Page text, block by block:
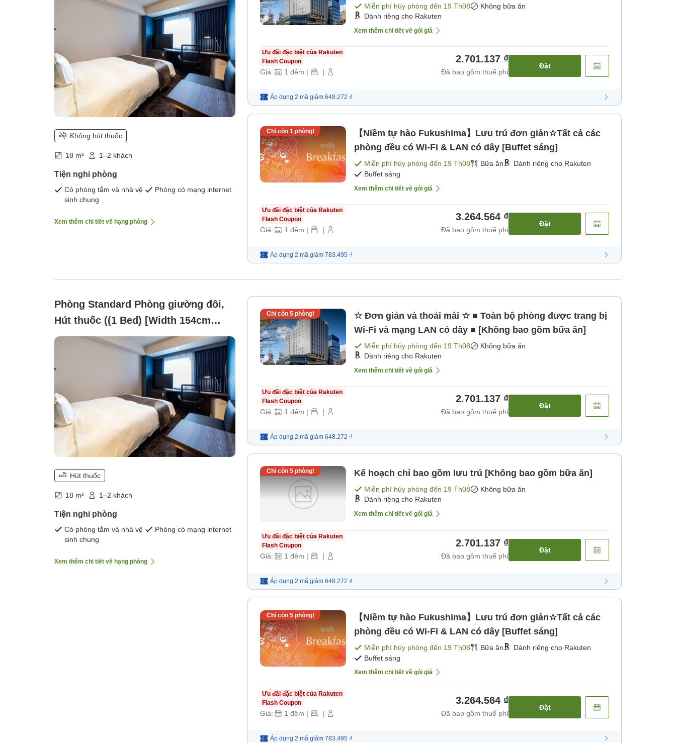
Không hút thuốc
18 m² 1–2 khách
Tiện nghi phòng
Có phòng tắm và nhà vệ
sinh chung
Phòng có mạng internet
Xem thêm chi tiết về hạng phòng
Miễn phí hủy phòng đến 19 Th08
Không bữa ăn
Dành riêng cho Rakuten
Xem thêm chi tiết về gói giá
Ưu đãi đặc biệt của Rakuten
Flash Coupon
Giá: 1 đêm | |
2.701.137 ₫
Đã bao gồm thuế phí
Đặt
Áp dụng 2 mã giảm 648.272 ₫
Chỉ còn 1phòng!
【Niềm tự hào Fukushima】Lưu trú đơn giản☆Tất cả các
phòng đều có Wi-Fi & LAN có dây [Buffet sáng]
Miễn phí hủy phòng đến 19 Th08 Bữa ăn
Dành riêng cho Rakuten
Buffet sáng
Xem thêm chi tiết về gói giá
Ưu đãi đặc biệt của Rakuten
Flash Coupon
Giá: 1 đêm | |
3.264.564 ₫
Đã bao gồm thuế phí
Đặt
Áp dụng 2 mã giảm 783.495 ₫
Phòng Standard Phòng giường đôi,
Hút thuốc ((1 Bed) [Width 154cm
Bed])
Hút thuốc
18 m² 1–2 khách
Tiện nghi phòng
Có phòng tắm và nhà vệ
sinh chung
Phòng có mạng internet
Xem thêm chi tiết về hạng phòng
Chỉ còn 5phòng!
☆ Đơn giản và thoải mái ☆ ■ Toàn bộ phòng được trang bị
Wi-Fi và mạng LAN có dây ■ [Không bao gồm bữa ăn]
Miễn phí hủy phòng đến 19 Th08
Không bữa ăn
Dành riêng cho Rakuten
Xem thêm chi tiết về gói giá
Ưu đãi đặc biệt của Rakuten
Flash Coupon
Giá: 1 đêm | |
2.701.137 ₫
Đã bao gồm thuế phí
Đặt
Áp dụng 2 mã giảm 648.272 ₫
Chỉ còn 5phòng! Kế hoạch chỉ bao gồm lưu trú [Không bao gồm bữa ăn]
Miễn phí hủy phòng đến 19 Th08
Không bữa ăn
Dành riêng cho Rakuten
Xem thêm chi tiết về gói giá
Ưu đãi đặc biệt của Rakuten
Flash Coupon
Giá: 1 đêm | |
2.701.137 ₫
Đã bao gồm thuế phí
Đặt
Áp dụng 2 mã giảm 648.272 ₫
Chỉ còn 5phòng!
【Niềm tự hào Fukushima】Lưu trú đơn giản☆Tất cả các
phòng đều có Wi-Fi & LAN có dây [Buffet sáng]
Miễn phí hủy phòng đến 19 Th08 Bữa ăn
Dành riêng cho Rakuten
Buffet sáng
Xem thêm chi tiết về gói giá
Ưu đãi đặc biệt của Rakuten
Flash Coupon
Giá: 1 đêm | |
3.264.564 ₫
Đã bao gồm thuế phí
Đặt
Áp dụng 2 mã giảm 783.495 ₫